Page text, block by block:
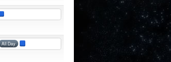
All Day